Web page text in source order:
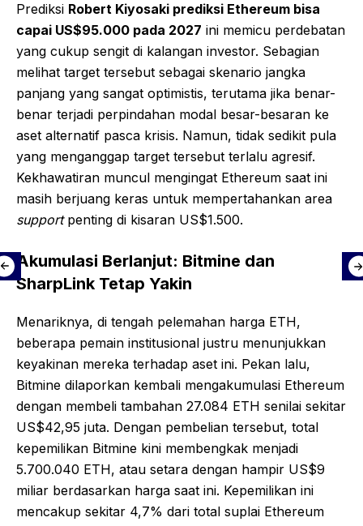
Prediksi Robert Kiyosaki prediksi Ethereum bisa
capai US$95.000 pada 2027 ini memicu perdebatan
yang cukup sengit di kalangan investor. Sebagian
melihat target tersebut sebagai skenario jangka
panjang yang sangat optimistis, terutama jika benar-
benar terjadi perpindahan modal besar-besaran ke
aset alternatif pasca krisis. Namun, tidak sedikit pula
yang menganggap target tersebut terlalu agresif.
Kekhawatiran muncul mengingat Ethereum saat ini
masih berjuang keras untuk mempertahankan area
supportpenting di kisaran US$1.500.
Akumulasi Berlanjut: Bitmine dan
SharpLink Tetap Yakin
Menariknya, di tengah pelemahan harga ETH,
beberapa pemain institusional justru menunjukkan
keyakinan mereka terhadap aset ini. Pekan lalu,
Bitmine dilaporkan kembali mengakumulasi Ethereum
dengan membeli tambahan 27.084 ETH senilai sekitar
US$42,95 juta. Dengan pembelian tersebut, total
kepemilikan Bitmine kini membengkak menjadi
5.700.040 ETH, atau setara dengan hampir US$9
miliar berdasarkan harga saat ini. Kepemilikan ini
mencakup sekitar 4,7% dari total suplai Ethereum